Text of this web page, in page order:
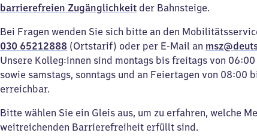
barrierefreien Zugänglichkeit der Bahnsteige.
Bei Fragen wenden Sie sich bitte an den
030 65212888 (Ortstarif) oder per E-Mail an
Unsere Kolleg:innen sind montags bis freitags von
sowie samstags, sonntags und an Feiertagen von 08:00
erreichbar.
Bitte wählen Sie ein Gleis aus, um zu erfahren, welche
weitreichenden Barrierefreiheit erfüllt sind.